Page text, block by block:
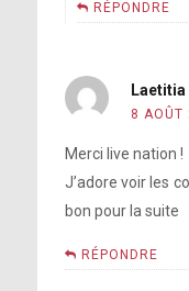
RÉPONDRE
Laetitia
8 AOÛT
Merci live nation !
J’adore voir les
bon pour la suite
RÉPONDRE